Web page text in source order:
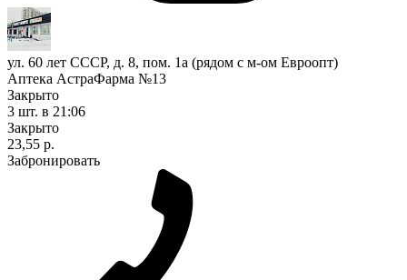
ул. 60 лет СССР, д. 8, пом. 1а (рядом с м-ом Евроопт)
Аптека АстраФарма №13
Закрыто
3 шт. в 21:06
Закрыто
23,55 р.
Забронировать